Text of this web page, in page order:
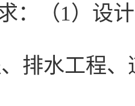
：（1）设
、排水工程